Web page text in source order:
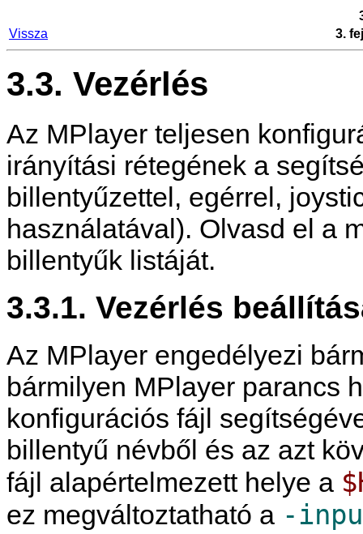
Vissza
3.
3.3. Vezérlés
Az MPlayer teljesen
irányítási rétegének a
billentyűzettel, egérrel,
használatával). Olvasd el a
billentyűk listáját.
3.3.1. Vezérlés
Az MPlayer engedélyezi
bármilyen MPlayer parancs
konfigurációs fájl
billentyű névből és az azt
fájl alapértelmezett helye a
ez megváltoztatható a -